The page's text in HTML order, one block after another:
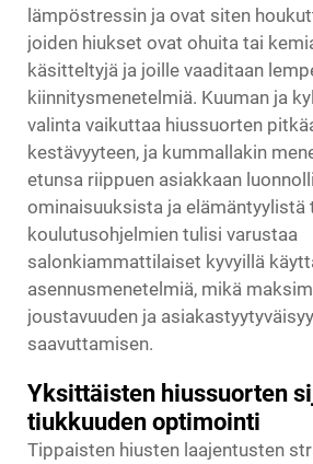
lämpöstressin ja ovat siten
joiden hiukset ovat ohuita tai
käsitteltyjä ja joille vaaditaan
kiinnitysmenetelmiä. Kuuman ja
valinta vaikuttaa hiussuorten
kestävyyteen, ja kummallakin
etunsa riippuen asiakkaan
ominaisuuksista ja elämäntyylistä
koulutusohjelmien tulisi varustaa
salonkiammattilaiset kyvyillä
asennusmenetelmiä, mikä
joustavuuden ja
saavuttamisen.
Yksittäisten hiussuorten
tiukkuuden optimointi
Tippaisten hiusten laajentusten